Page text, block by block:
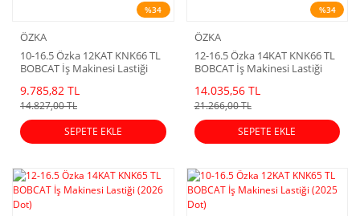
%34
ÖZKA
10-16.5 Özka 12KAT KNK66 TL
BOBCAT İş Makinesi Lastiği
9.785,82 TL
14.827,00 TL
SEPETE EKLE
%34
ÖZKA
12-16.5 Özka 14KAT KNK66 TL
BOBCAT İş Makinesi Lastiği
14.035,56 TL
21.266,00 TL
SEPETE EKLE